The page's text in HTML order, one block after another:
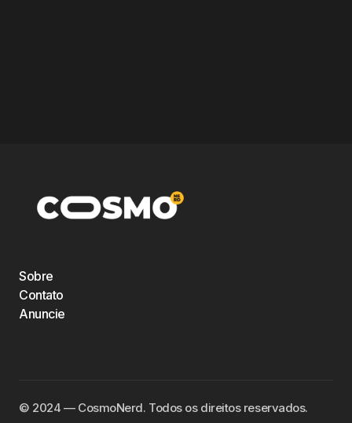
Sobre
Contato
Anuncie
©️ 2024 — CosmoNerd. Todos os direitos reservados.